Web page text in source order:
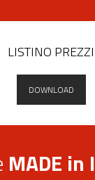
LISTINO PREZZI
DOWNLOAD
MADE in